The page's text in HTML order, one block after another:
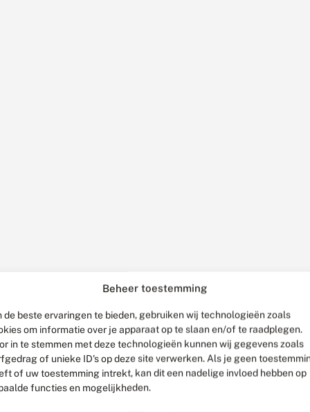
Beheer toestemming
de beste ervaringen te bieden, gebruiken wij technologieën zoals
om informatie over je apparaat op te slaan en/of te raadplegen.
in te stemmen met deze technologieën kunnen wij gegevens zoals
of unieke ID's op deze site verwerken. Als je geen
of uw toestemming intrekt, kan dit een nadelige invloed hebben op
functies en mogelijkheden.